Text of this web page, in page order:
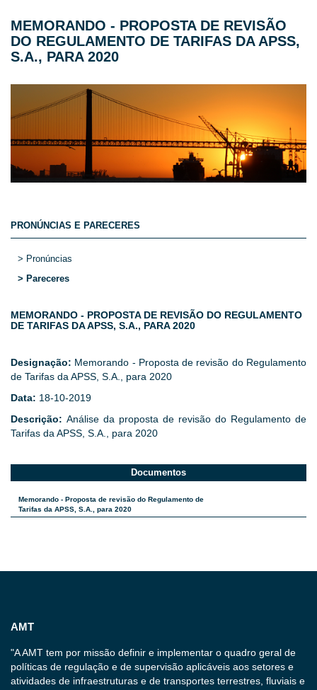
MEMORANDO - PROPOSTA DE REVISÃO
DO REGULAMENTO DE TARIFAS DA APSS,
S.A., PARA 2020
PRONÚNCIAS E PARECERES
> Pronúncias
> Pareceres
MEMORANDO - PROPOSTA DE REVISÃO DO REGULAMENTO
DE TARIFAS DA APSS, S.A., PARA 2020
Designação: Memorando - Proposta de revisão do Regulamento
de Tarifas da APSS, S.A., para 2020
Data: 18-10-2019
Descrição: Análise da proposta de revisão do Regulamento de
Tarifas da APSS, S.A., para 2020
Documentos
Memorando - Proposta de revisão do Regulamento de
Tarifas da APSS, S.A., para 2020
AMT
"A AMT tem por missão definir e implementar o quadro geral de
políticas de regulação e de supervisão aplicáveis aos setores e
atividades de infraestruturas e de transportes terrestres, fluviais e